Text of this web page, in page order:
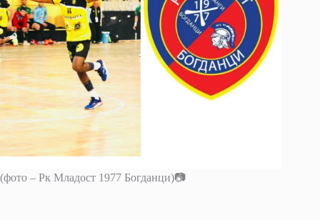
(фото – Рк Младост 1977 Богданци)📷